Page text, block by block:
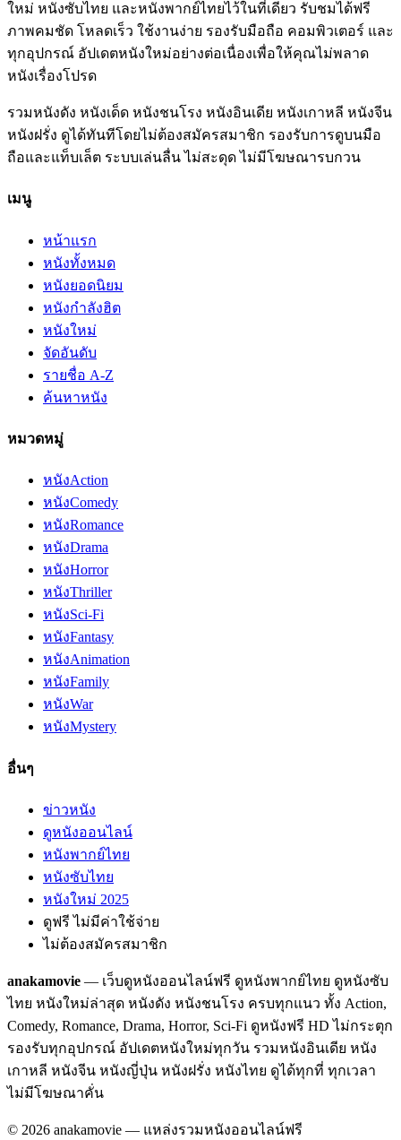
ใหม่ หนังซับไทย และหนังพากย์ไทยไว้ในที่เดียว รับชมได้ฟรี
ภาพคมชัด โหลดเร็ว ใช้งานง่าย รองรับมือถือ คอมพิวเตอร์ และ
ทุกอุปกรณ์ อัปเดตหนังใหม่อย่างต่อเนื่องเพื่อให้คุณไม่พลาด
หนังเรื่องโปรด
รวมหนังดัง หนังเด็ด หนังชนโรง หนังอินเดีย หนังเกาหลี หนังจีน
หนังฝรั่ง ดูได้ทันทีโดยไม่ต้องสมัครสมาชิก รองรับการดูบนมือ
ถือและแท็บเล็ต ระบบเล่นลื่น ไม่สะดุด ไม่มีโฆษณารบกวน
เมนู
หน้าแรก
หนังทั้งหมด
หนังยอดนิยม
หนังกำลังฮิต
หนังใหม่
จัดอันดับ
รายชื่อ A-Z
ค้นหาหนัง
หมวดหมู่
หนังAction
หนังComedy
หนังRomance
หนังDrama
หนังHorror
หนังThriller
หนังSci-Fi
หนังFantasy
หนังAnimation
หนังFamily
หนังWar
หนังMystery
อื่นๆ
ข่าวหนัง
ดูหนังออนไลน์
หนังพากย์ไทย
หนังซับไทย
หนังใหม่ 2025
ดูฟรี ไม่มีค่าใช้จ่าย
ไม่ต้องสมัครสมาชิก
anakamovie — เว็บดูหนังออนไลน์ฟรี ดูหนังพากย์ไทย ดูหนังซับ
ไทย หนังใหม่ล่าสุด หนังดัง หนังชนโรง ครบทุกแนว ทั้ง Action,
Comedy, Romance, Drama, Horror, Sci-Fi ดูหนังฟรี HD ไม่กระตุก
รองรับทุกอุปกรณ์ อัปเดตหนังใหม่ทุกวัน รวมหนังอินเดีย หนัง
เกาหลี หนังจีน หนังญี่ปุ่น หนังฝรั่ง หนังไทย ดูได้ทุกที่ ทุกเวลา
ไม่มีโฆษณาคั่น
© 2026 anakamovie — แหล่งรวมหนังออนไลน์ฟรี